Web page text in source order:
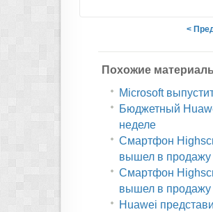
<
Похожие
Microsoft
Бюджетный
неделе
Смартфон
вышел в продажу
Смартфон
вышел в продажу
Huawei